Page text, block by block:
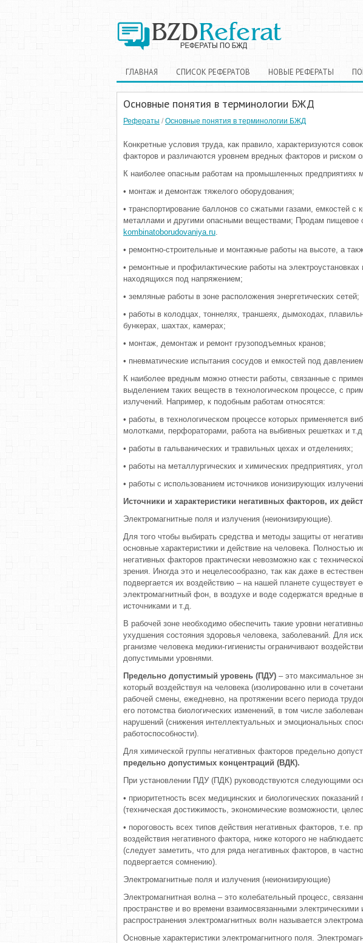
ГЛАВНАЯ СПИСОК РЕФЕРАТОВ НОВЫЕ РЕФЕРАТЫ
Основные понятия в терминологии БЖД
Рефераты / Основные понятия в терминологии БЖД
Конкретные условия труда, как правило, характеризуются
факторов и различаются уровнем вредных факторов и риском
К наиболее опасным работам на промышленных предприятиях
• монтаж и демонтаж тяжелого оборудования;
• транспортирование баллонов со сжатыми газами, емкостей
металлами и другими опасными веществами; Продам пищевое
kombinatoborudovaniya.ru.
• ремонтно-строительные и монтажные работы на высоте, а
• ремонтные и профилактические работы на электроустановках
находящихся под напряжением;
• земляные работы в зоне расположения энергетических сетей;
• работы в колодцах, тоннелях, траншеях, дымоходах,
бункерах, шахтах, камерах;
• монтаж, демонтаж и ремонт грузоподъемных кранов;
• пневматические испытания сосудов и емкостей под
К наиболее вредным можно отнести работы, связанные с
выделением таких веществ в технологическом процессе, с
излучений. Например, к подобным работам относятся:
• работы, в технологическом процессе которых применяется
молотками, перфораторами, работа на выбивных решетках и
• работы в гальванических и травильных цехах и отделениях;
• работы на металлургических и химических предприятиях,
• работы с использованием источников ионизирующих
Источники и характеристики негативных факторов, их
Электромагнитные поля и излучения (неионизирующие).
Для того чтобы выбирать средства и методы защиты от
основные характеристики и действие на человека. Полностью
негативных факторов практически невозможно как с
зрения. Иногда это и нецелесообразно, так как даже в
подвергается их воздействию – на нашей планете существует
электромагнитный фон, в воздухе и воде содержатся
источниками и т.д.
В рабочей зоне необходимо обеспечить такие уровни
ухудшения состояния здоровья человека, заболеваний. Для
рганизме человека медики-гигиенисты ограничивают
допустимыми уровнями.
Предельно допустимый уровень (ПДУ) – это максимальное
который воздействуя на человека (изолированно или в
рабочей смены, ежедневно, на протяжении всего периода
его потомства биологических изменений, в том числе
нарушений (снижения интеллектуальных и эмоциональных
работоспособности).
Для химической группы негативных факторов предельно
предельно допустимых концентраций (ВДК).
При установлении ПДУ (ПДК) руководствуются следующими
• приоритетность всех медицинских и биологических
(техническая достижимость, экономические возможности,
• пороговость всех типов действия негативных факторов, т.е.
воздействия негативного фактора, ниже которого не
(следует заметить, что для ряда негативных факторов, в
подвергается сомнению).
Электромагнитные поля и излучения (неионизирующие)
Электромагнитная волна – это колебательный процесс,
пространстве и во времени взаимосвязанными
распространения электромагнитных волн называется
Основные характеристики электромагнитного поля.